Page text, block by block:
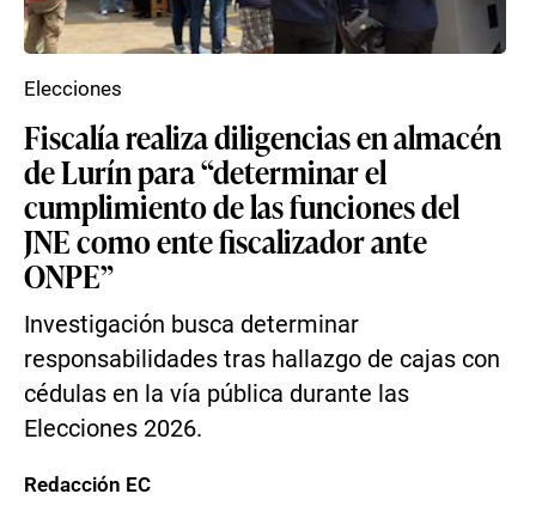
Fiscalía realiza diligencias en almacén
de Lurín para “determinar el
cumplimiento de las funciones del
JNE como ente fiscalizador ante
ONPE”
Investigación busca determinar
responsabilidades tras hallazgo de cajas con
cédulas en la vía pública durante las
Elecciones 2026.
Elecciones
Redacción EC